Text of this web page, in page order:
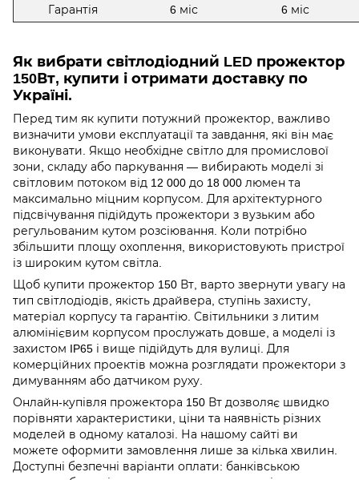
Гарантія 6 міс 6 міс
Як вибрати світлодіодний LED прожектор
150Вт, купити і отримати доставку по
Україні.
Перед тим як купити потужний прожектор, важливо
визначити умови експлуатації та завдання, які він має
виконувати. Якщо необхідне світло для промислової
зони, складу або паркування — вибирають моделі зі
світловим потоком від 12 000 до 18 000 люмен та
максимально міцним корпусом. Для архітектурного
підсвічування підійдуть прожектори з вузьким або
регульованим кутом розсіювання. Коли потрібно
збільшити площу охоплення, використовують пристрої
із широким кутом світла.
Щоб купити прожектор 150 Вт, варто звернути увагу на
тип світлодіодів, якість драйвера, ступінь захисту,
матеріал корпусу та гарантію. Світильники з литим
алюмінієвим корпусом прослужать довше, а моделі із
захистом IP65 і вище підійдуть для вулиці. Для
комерційних проектів можна розглядати прожектори з
димуванням або датчиком руху.
Онлайн-купівля прожектора 150 Вт дозволяє швидко
порівняти характеристики, ціни та наявність різних
моделей в одному каталозі. На нашому сайті ви
можете оформити замовлення лише за кілька хвилин.
Доступні безпечні варіанти оплати: банківською